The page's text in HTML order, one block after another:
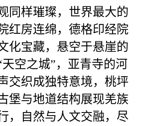
同样璀璨，世界最大的
红房连绵，德格印经院
化宝藏，悬空于悬崖的
空之城”，亚青寺的河
交织成独特意境，桃坪
堡与地道结构展现羌族
，自然与人文交融，尽